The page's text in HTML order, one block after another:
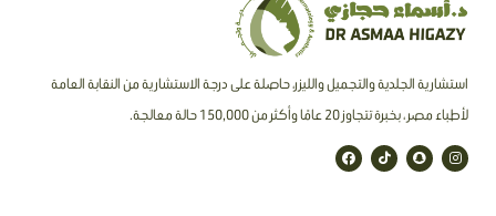
استشارية الجلدية والتجميل والليزر، حاصلة على درجة الاستشارية من النقابة العامة
لأطباء مصر ، بخبرة تتجاوز 20 عامًا وأكثر من 150,000 حالة معالجة.
I
n
s
S
n
a
T
i
k
F
a
c